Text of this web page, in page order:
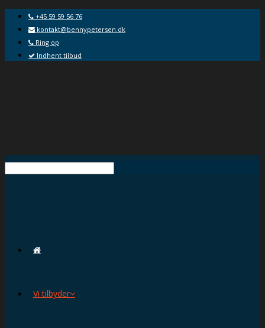
+45 59 59 56 76
kontakt@bennypetersen.dk
Ring op
Indhent tilbud
Vi tilbyder